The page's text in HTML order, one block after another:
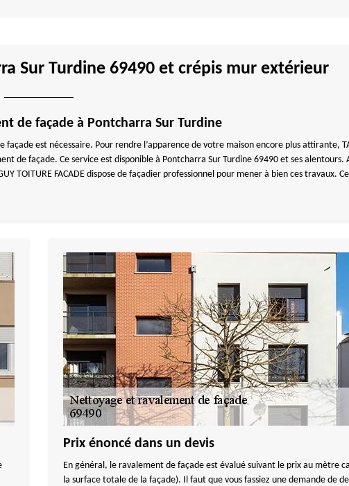
Sur Turdine 69490 et crépis mur extérieur
de façade à Pontcharra Sur Turdine
est nécessaire. Pour rendre l’apparence de votre maison encore plus attirante,
de façade. Ce service est disponible à Pontcharra Sur Turdine 69490 et ses
TOITURE FACADE dispose de façadier professionnel pour mener à bien ces travaux.
Prix énoncé dans un devis
En général, le ravalement de façade est évalué suivant le prix au mètre
la surface totale de la façade). Il faut que vous fassiez une demande de